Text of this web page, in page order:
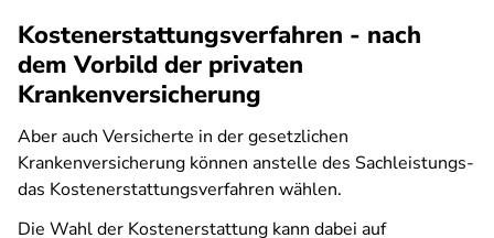
Kostenerstattungsverfahren - nach
dem Vorbild der privaten
Krankenversicherung
Aber auch Versicherte in der gesetzlichen
Krankenversicherung können anstelle des Sachleistungs-
das Kostenerstattungsverfahren wählen.
Die Wahl der Kostenerstattung kann dabei auf